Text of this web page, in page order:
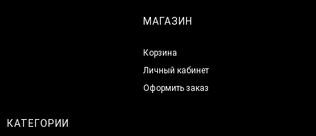
МАГАЗИН
Корзина
Личный кабинет
Оформить заказ
КАТЕГОРИИ